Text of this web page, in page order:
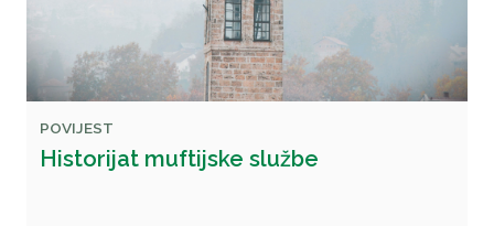
POVIJEST
Historijat muftijske službe